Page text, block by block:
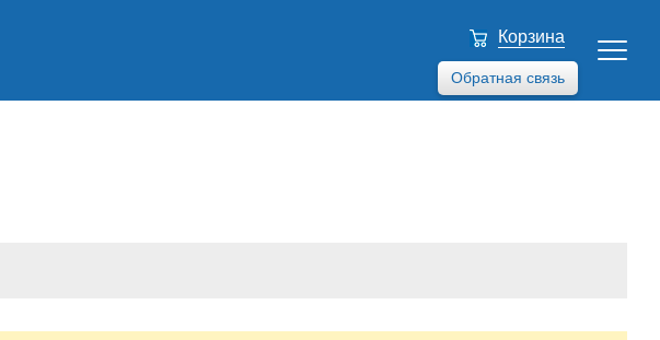
Обратная связь
Корзина